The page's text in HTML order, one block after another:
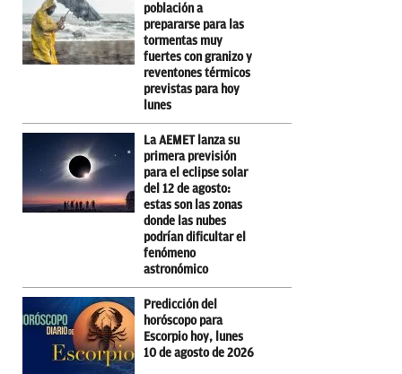
población a
prepararse para las
tormentas muy
fuertes con granizo y
reventones térmicos
previstas para hoy
lunes
La AEMET lanza su
primera previsión
para el eclipse solar
del 12 de agosto:
estas son las zonas
donde las nubes
podrían dificultar el
fenómeno
astronómico
Predicción del
horóscopo para
Escorpio hoy, lunes
10 de agosto de 2026